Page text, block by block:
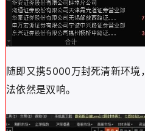
随即又携5000万封死清新环境
法依然是双响。